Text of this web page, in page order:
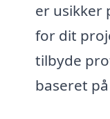
er usikker
for dit
tilbyde
baseret